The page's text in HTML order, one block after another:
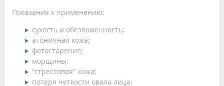
Показания к применению:
сухость и обезвоженность;
атоничная кожа;
фотостарение;
морщины;
"стрессовая" кожа;
потеря четкости овала лица;